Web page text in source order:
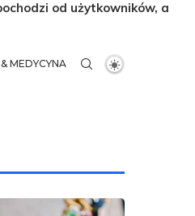
od użytkowników, a
MEDYCYNA